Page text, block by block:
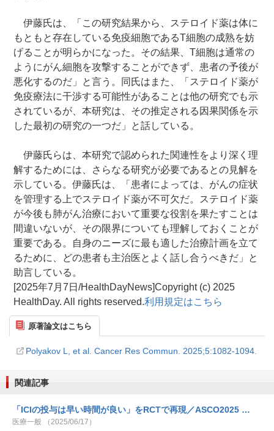
伊藤氏は、「この研究結果から、ステロイド薬は体に
もともと存在している免疫細胞であるT細胞の成熟を妨
げることが明らかになった。その結果、T細胞は通常の
ようにがん細胞を攻撃することができず、患者の予後が
悪化するのだ」と言う。同氏はまた、「ステロイド薬が
免疫療法に干渉する可能性があることは他の研究でも示
されているが、本研究は、その推定される因果関係を示
した最初の研究の一つだ」と話している。
伊藤氏らは、本研究で認められた関連性をより深く理
解するためには、さらなる研究が必要であるとの見解を
示している。伊藤氏は、「患者によっては、がんの症状
を管理する上でステロイド薬が不可欠だ。ステロイド薬
が今後も肺がん治療において重要な役割を果たすことは
間違いないが、その限界についても理解しておくことが
重要である。自身のニーズに最も適した治療計画を立て
るために、どの患者も主治医とよく話し合うべきだ」と
助言している。
[2025年7月7日/HealthDayNews]Copyright (c) 2025
HealthDay. All rights reserved.利用規定はこちら
原著論文はこちら
Polyakov L, et al. Cancer Res Commun. 2025;5:1082-1094.
関連記事
「ICIの投与は早い時間が良い」をRCTで再現／ASCO2025 …
医療一般 （2025/06/17）